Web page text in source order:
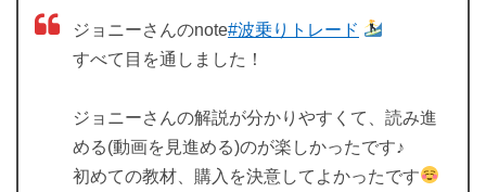
ジョニーさんのnote#波乗りトレード
すべて目を通しました！
ジョニーさんの解説が分かりやすくて、読み進
める(動画を見進める)のが楽しかったです♪
初めての教材、購入を決意してよかったです